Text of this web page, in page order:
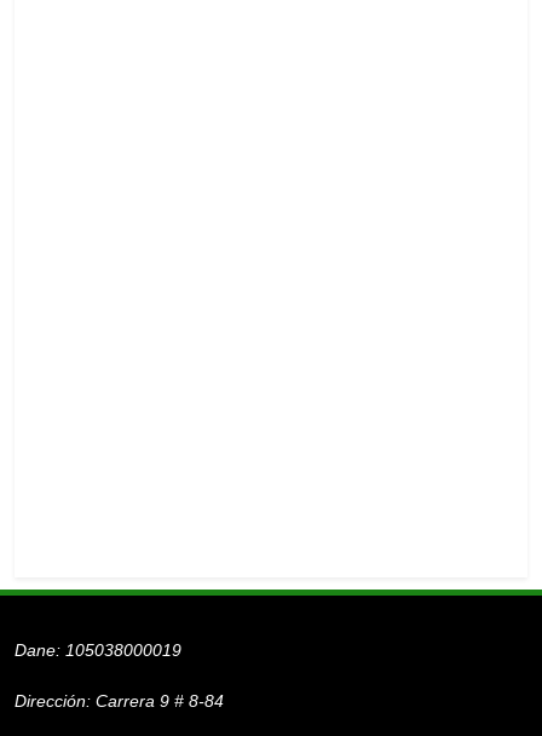
Dane: 105038000019
Dirección: Carrera 9 # 8-84